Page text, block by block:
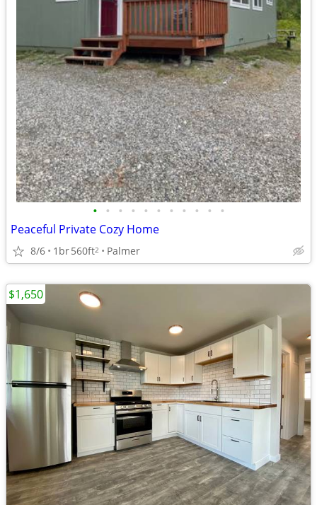
• • • • • • • • • • •
Peaceful Private Cozy Home
8/6 1br560ft2 Palmer
$1,650